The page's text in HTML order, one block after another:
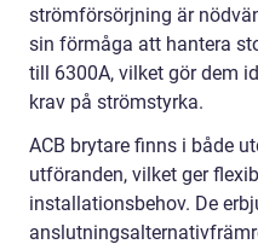
strömförsörjning är
sin förmåga att hantera
till 6300A, vilket gör dem
krav på strömstyrka.
ACB brytare finns i både
utföranden, vilket ger
installationsbehov. De